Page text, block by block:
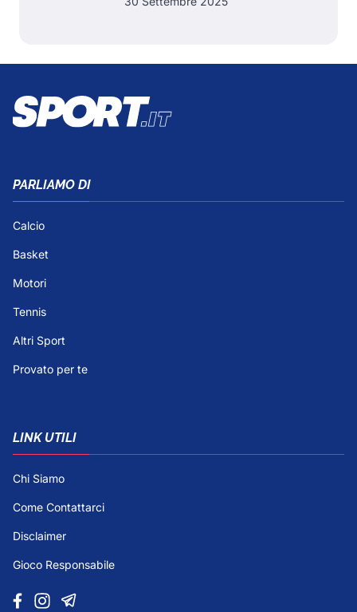
PARLIAMO DI
Calcio
Basket
Motori
Tennis
Altri Sport
Provato per te
LINK UTILI
Chi Siamo
Come Contattarci
Disclaimer
Gioco Responsabile